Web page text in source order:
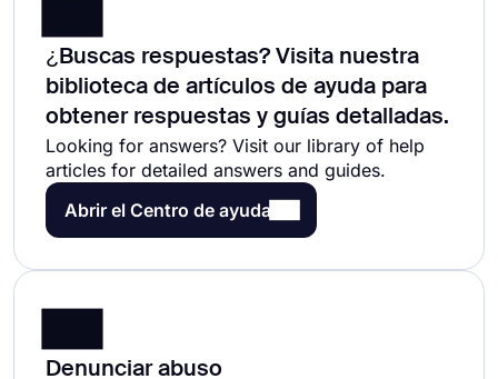
¿Buscas respuestas? Visita nuestra
biblioteca de artículos de ayuda para
obtener respuestas y guías detalladas.
Looking for answers? Visit our library of help
articles for detailed answers and guides.
Abrir el Centro de ayuda
Denunciar abuso